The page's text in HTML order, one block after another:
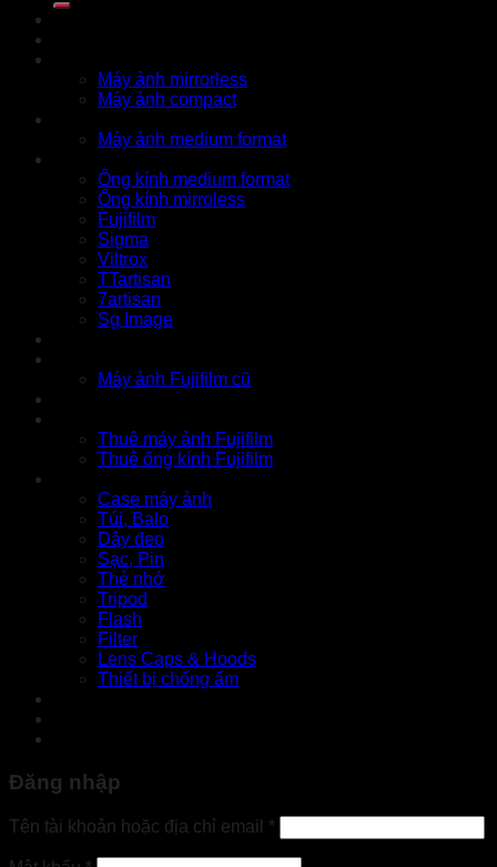
Máy ảnh mirrorless
Máy ảnh compact
Máy ảnh medium format
Ống kính medium format
Ống kính mirroless
Fujifilm
Sigma
Viltrox
TTartisan
7artisan
Sg Image
Máy ảnh Fujifilm cũ
Thuê máy ảnh Fujifilm
Thuê ống kính Fujifilm
Case máy ảnh
Túi, Balo
Dây đeo
Sạc, Pin
Thẻ nhớ
Tripod
Flash
Filter
Lens Caps & Hoods
Thiết bị chống ẩm
Đăng nhập
Tên tài khoản hoặc địa chỉ email *Bắt
buộc